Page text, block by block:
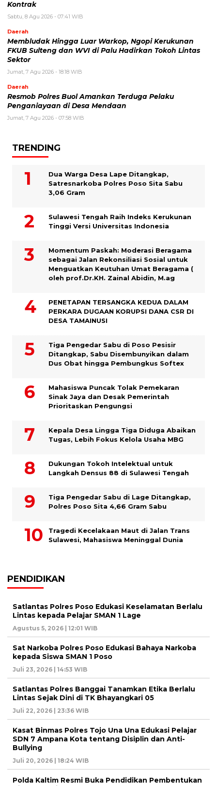
Kontrak
Sabtu, 8 Agu 2026 - 07:41 WIB
Daerah
Membludak Hingga Luar Warkop, Ngopi Kerukunan
FKUB Sulteng dan WVI di Palu Hadirkan Tokoh Lintas
Sektor
Jumat, 7 Agu 2026 - 18:18 WIB
Daerah
Resmob Polres Buol Amankan Terduga Pelaku
Penganiayaan di Desa Mendaan
Jumat, 7 Agu 2026 - 07:58 WIB
TRENDING
Dua Warga Desa Lape Ditangkap,
Satresnarkoba Polres Poso Sita Sabu
3,06 Gram
Sulawesi Tengah Raih Indeks Kerukunan
Tinggi Versi Universitas Indonesia
Momentum Paskah: Moderasi Beragama
sebagai Jalan Rekonsiliasi Sosial untuk
Menguatkan Keutuhan Umat Beragama (
oleh prof.Dr.KH. Zainal Abidin, M.ag
PENETAPAN TERSANGKA KEDUA DALAM
PERKARA DUGAAN KORUPSI DANA CSR DI
DESA TAMAINUSI
Tiga Pengedar Sabu di Poso Pesisir
Ditangkap, Sabu Disembunyikan dalam
Dus Obat hingga Pembungkus Softex
Mahasiswa Puncak Tolak Pemekaran
Sinak Jaya dan Desak Pemerintah
Prioritaskan Pengungsi
Kepala Desa Lingga Tiga Diduga Abaikan
Tugas, Lebih Fokus Kelola Usaha MBG
Dukungan Tokoh Intelektual untuk
Langkah Densus 88 di Sulawesi Tengah
Tiga Pengedar Sabu di Lage Ditangkap,
Polres Poso Sita 4,66 Gram Sabu
Tragedi Kecelakaan Maut di Jalan Trans
Sulawesi, Mahasiswa Meninggal Dunia
PENDIDIKAN
Satlantas Polres Poso Edukasi Keselamatan Berlalu
Lintas kepada Pelajar SMAN 1 Lage
Agustus 5, 2026 | 12:01 WIB
Sat Narkoba Polres Poso Edukasi Bahaya Narkoba
kepada Siswa SMAN 1 Poso
Juli 23, 2026 | 14:53 WIB
Satlantas Polres Banggai Tanamkan Etika Berlalu
Lintas Sejak Dini di TK Bhayangkari 05
Juli 22, 2026 | 23:36 WIB
Kasat Binmas Polres Tojo Una Una Edukasi Pelajar
SDN 7 Ampana Kota tentang Disiplin dan Anti-
Bullying
Juli 20, 2026 | 18:24 WIB
Polda Kaltim Resmi Buka Pendidikan Pembentukan